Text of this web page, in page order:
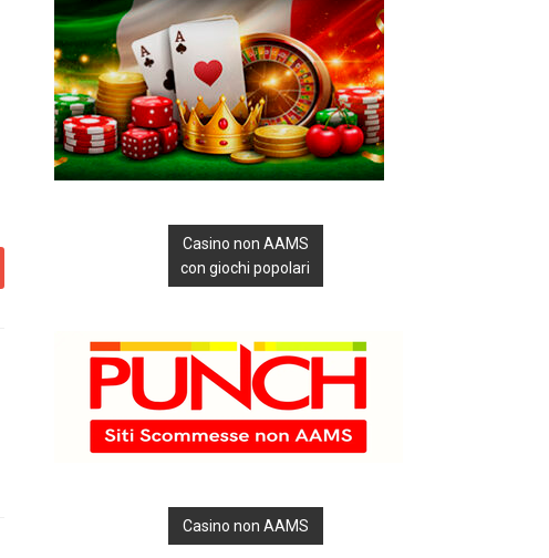
Casino non AAMS
con giochi popolari
Casino non AAMS